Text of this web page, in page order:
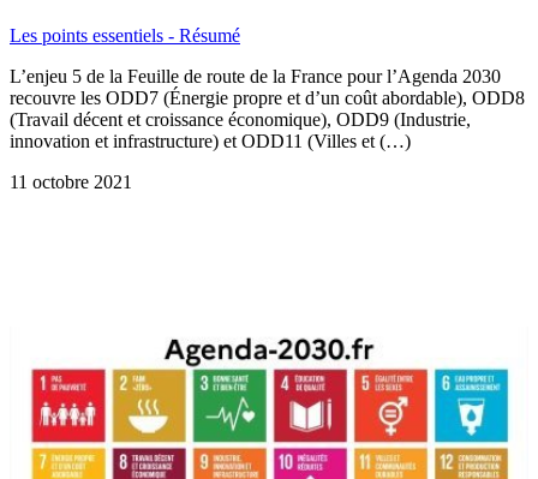
Les points essentiels - Résumé
L’enjeu 5 de la Feuille de route de la France pour l’Agenda 2030
recouvre les ODD7 (Énergie propre et d’un coût abordable), ODD8
(Travail décent et croissance économique), ODD9 (Industrie,
innovation et infrastructure) et ODD11 (Villes et (…)
11 octobre 2021